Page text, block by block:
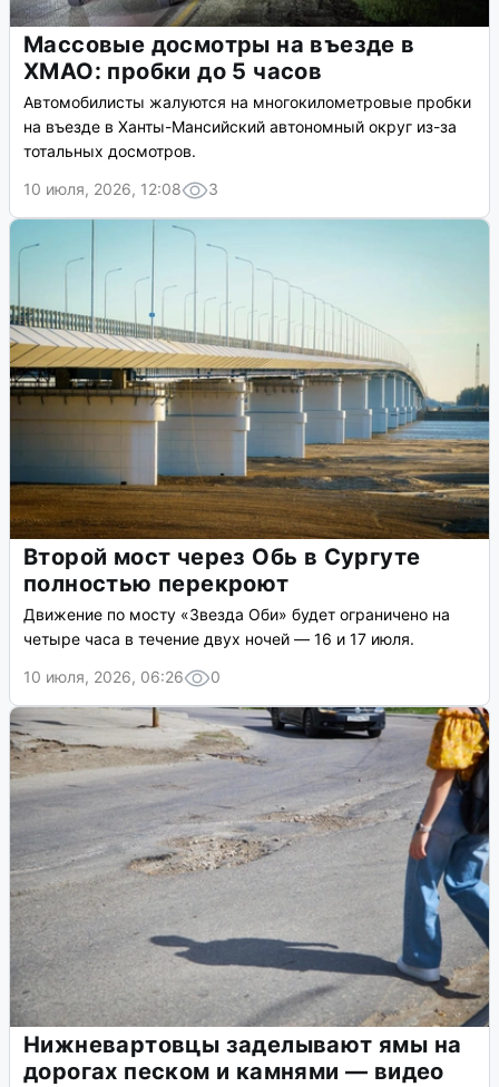
Массовые досмотры на въезде в
ХМАО: пробки до 5 часов
Автомобилисты жалуются на многокилометровые пробки
на въезде в Ханты-Мансийский автономный округ из-за
тотальных досмотров.
10 июля, 2026, 12:08
3
Второй мост через Обь в Сургуте
полностью перекроют
Движение по мосту «Звезда Оби» будет ограничено на
четыре часа в течение двух ночей — 16 и 17 июля.
10 июля, 2026, 06:26
0
Нижневартовцы заделывают ямы на
дорогах песком и камнями — видео